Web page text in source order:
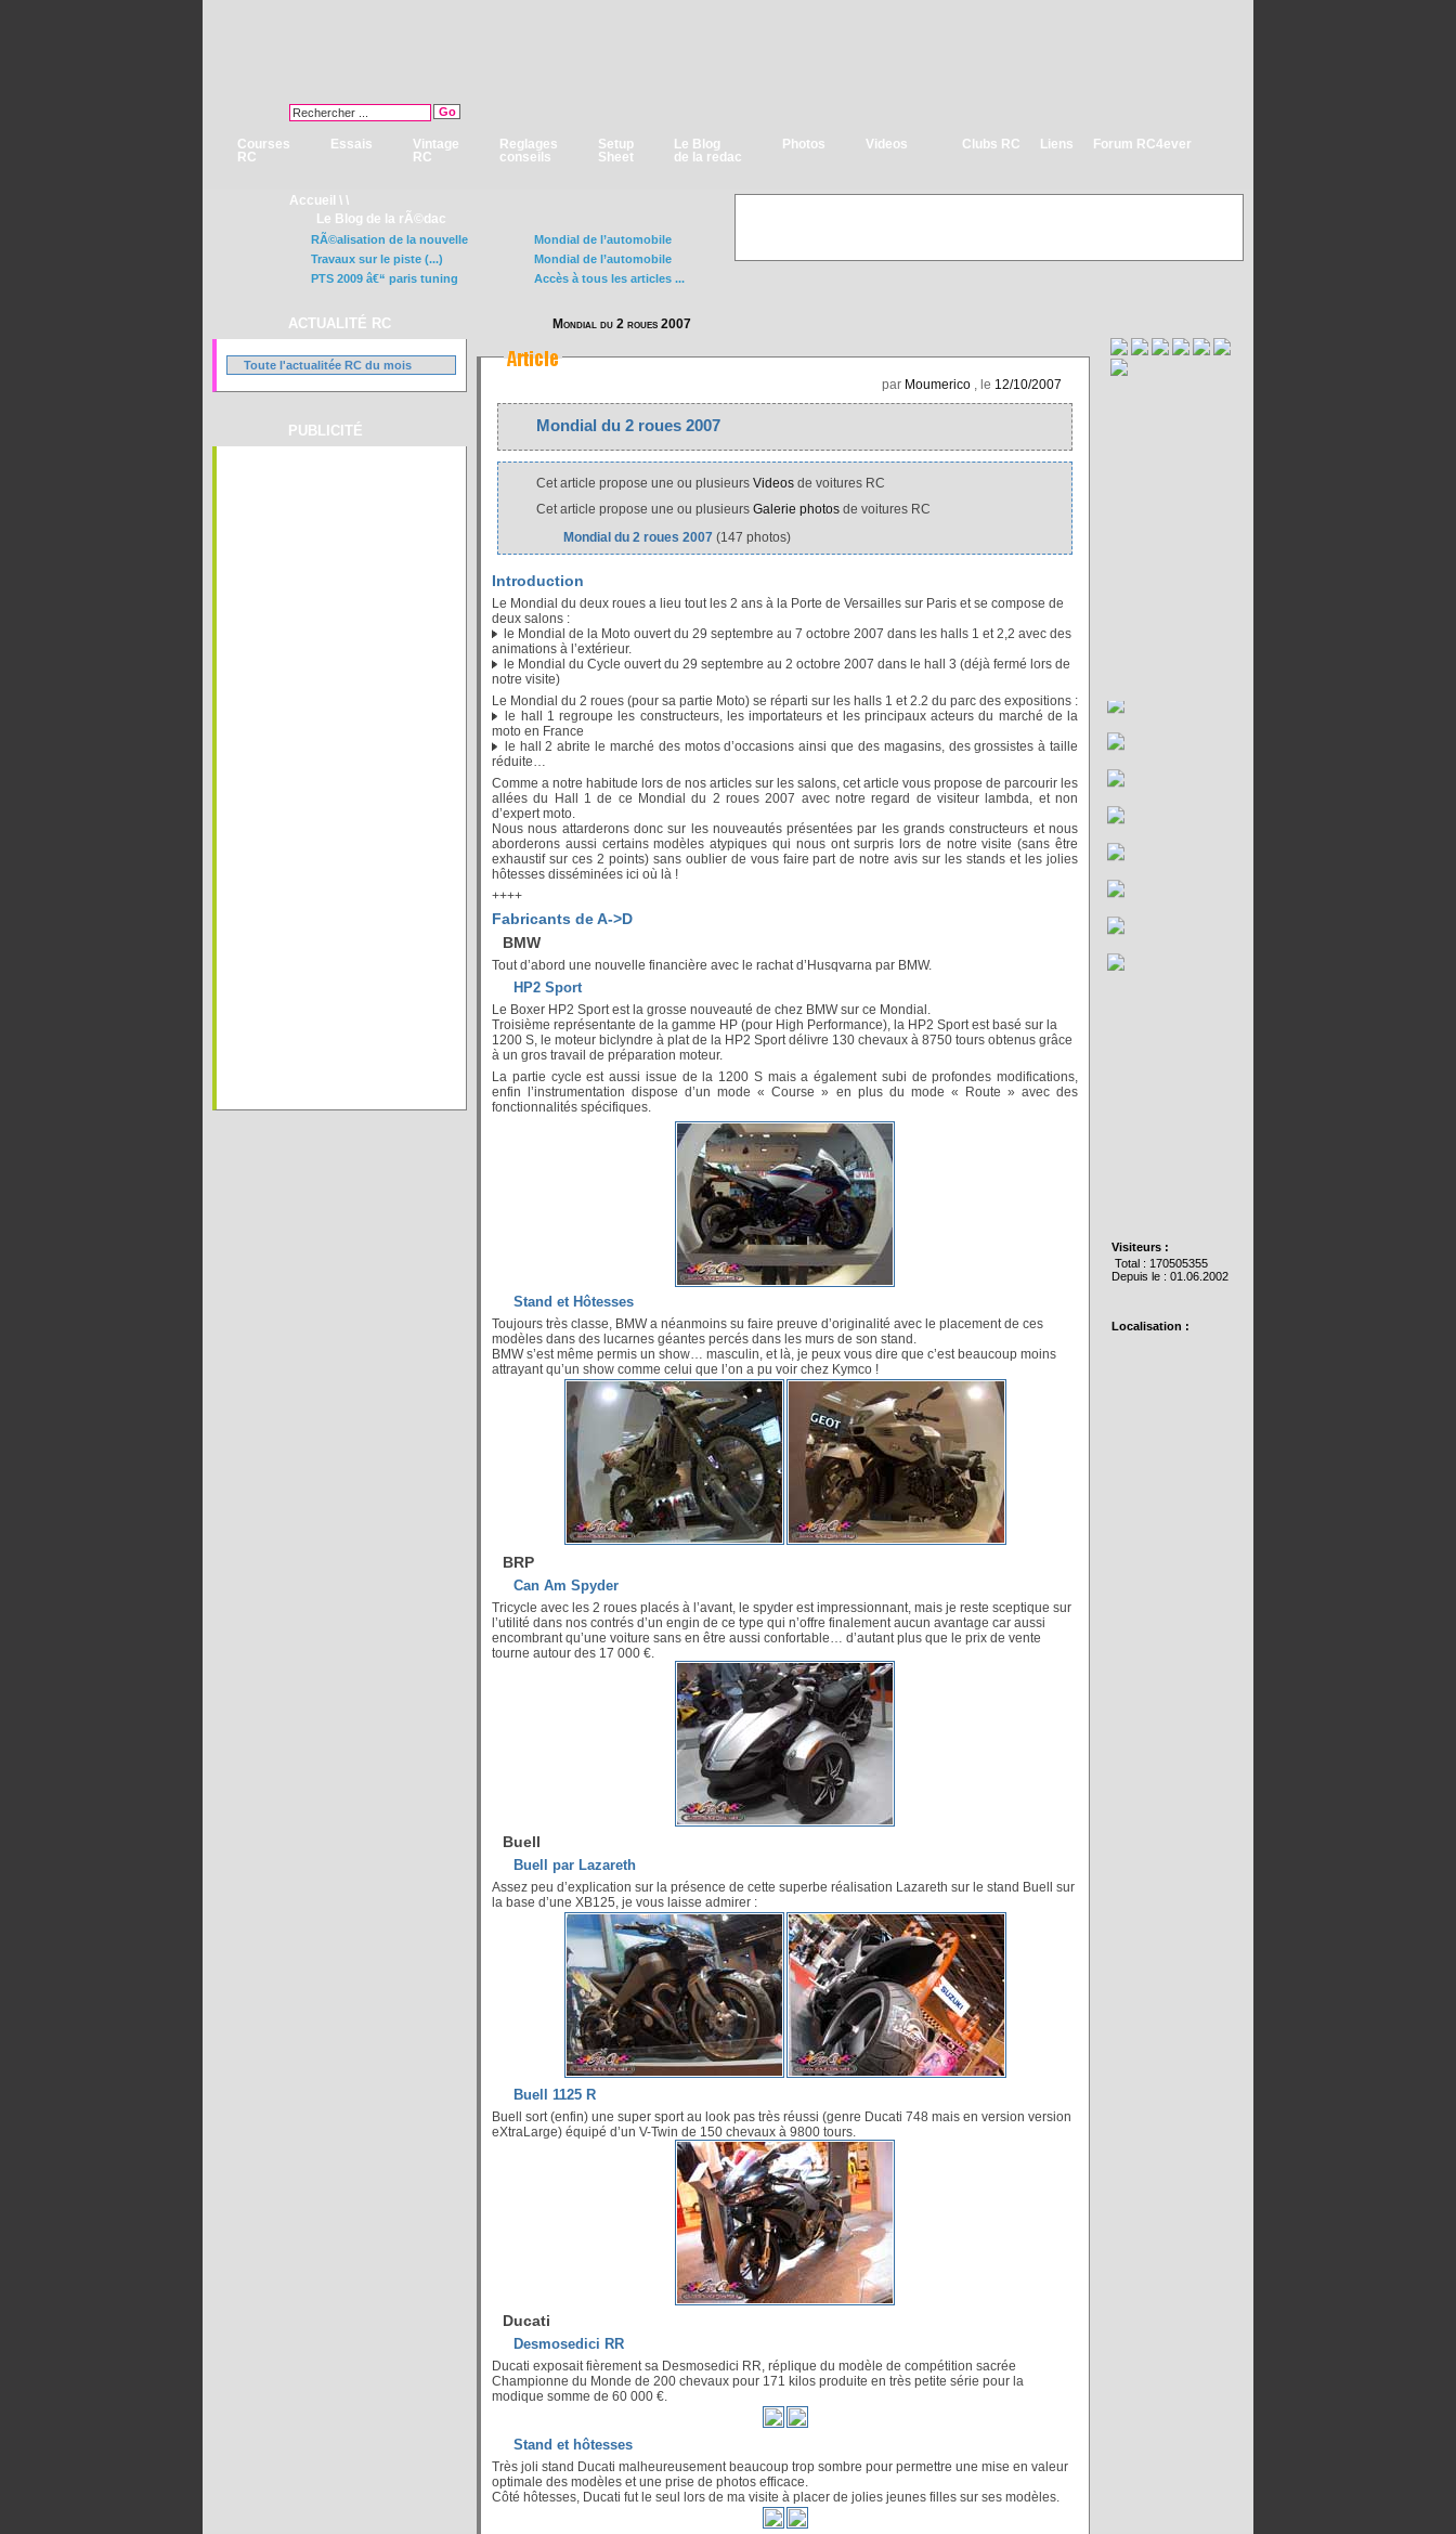
Courses
RC
Essais
Vintage
RC
Reglages
conseils
Setup
Sheet
Le Blog
de la redac
Photos Videos Clubs RC Liens Forum RC4ever
Accueil \ \
Le Blog de la rÃ©dac
RÃ©alisation de la nouvelle
Mondial de l’automobile
Travaux sur le piste (...)
Mondial de l’automobile
PTS 2009 â€“ paris tuning
Accès à tous les articles ...
ACTUALITÉ RC
Toute l'actualitée RC du mois
PUBLICITÉ
Mondial du 2 roues 2007
par Moumerico , le 12/10/2007
Mondial du 2 roues 2007
Cet article propose une ou plusieurs Videos de voitures RC
Cet article propose une ou plusieurs Galerie photos de voitures RC
Mondial du 2 roues 2007 (147 photos)
Introduction
Le Mondial du deux roues a lieu tout les 2 ans à la Porte de Versailles sur Paris et se compose de
deux salons :
le Mondial de la Moto ouvert du 29 septembre au 7 octobre 2007 dans les halls 1 et 2,2 avec des
animations à l’extérieur.
le Mondial du Cycle ouvert du 29 septembre au 2 octobre 2007 dans le hall 3 (déjà fermé lors de
notre visite)
Le Mondial du 2 roues (pour sa partie Moto) se réparti sur les halls 1 et 2.2 du parc des expositions :
le hall 1 regroupe les constructeurs, les importateurs et les principaux acteurs du marché de la
moto en France
le hall 2 abrite le marché des motos d’occasions ainsi que des magasins, des grossistes à taille
réduite…
Comme a notre habitude lors de nos articles sur les salons, cet article vous propose de parcourir les
allées du Hall 1 de ce Mondial du 2 roues 2007 avec notre regard de visiteur lambda, et non
d’expert moto.
Nous nous attarderons donc sur les nouveautés présentées par les grands constructeurs et nous
aborderons aussi certains modèles atypiques qui nous ont surpris lors de notre visite (sans être
exhaustif sur ces 2 points) sans oublier de vous faire part de notre avis sur les stands et les jolies
hôtesses disséminées ici où là !
++++
Fabricants de A->D
BMW
Tout d’abord une nouvelle financière avec le rachat d’Husqvarna par BMW.
HP2 Sport
Le Boxer HP2 Sport est la grosse nouveauté de chez BMW sur ce Mondial.
Troisième représentante de la gamme HP (pour High Performance), la HP2 Sport est basé sur la
1200 S, le moteur biclyndre à plat de la HP2 Sport délivre 130 chevaux à 8750 tours obtenus grâce
à un gros travail de préparation moteur.
La partie cycle est aussi issue de la 1200 S mais a également subi de profondes modifications,
enfin l’instrumentation dispose d’un mode « Course » en plus du mode « Route » avec des
fonctionnalités spécifiques.
Stand et Hôtesses
Toujours très classe, BMW a néanmoins su faire preuve d’originalité avec le placement de ces
modèles dans des lucarnes géantes percés dans les murs de son stand.
BMW s’est même permis un show… masculin, et là, je peux vous dire que c’est beaucoup moins
attrayant qu’un show comme celui que l’on a pu voir chez Kymco !
BRP
Can Am Spyder
Tricycle avec les 2 roues placés à l’avant, le spyder est impressionnant, mais je reste sceptique sur
l’utilité dans nos contrés d’un engin de ce type qui n’offre finalement aucun avantage car aussi
encombrant qu’une voiture sans en être aussi confortable… d’autant plus que le prix de vente
tourne autour des 17 000 €.
Buell
Buell par Lazareth
Assez peu d’explication sur la présence de cette superbe réalisation Lazareth sur le stand Buell sur
la base d’une XB125, je vous laisse admirer :
Buell 1125 R
Buell sort (enfin) une super sport au look pas très réussi (genre Ducati 748 mais en version version
eXtraLarge) équipé d’un V-Twin de 150 chevaux à 9800 tours.
Ducati
Desmosedici RR
Ducati exposait fièrement sa Desmosedici RR, réplique du modèle de compétition sacrée
Championne du Monde de 200 chevaux pour 171 kilos produite en très petite série pour la
modique somme de 60 000 €.
Stand et hôtesses
Très joli stand Ducati malheureusement beaucoup trop sombre pour permettre une mise en valeur
optimale des modèles et une prise de photos efficace.
Côté hôtesses, Ducati fut le seul lors de ma visite à placer de jolies jeunes filles sur ses modèles.
Visiteurs :
Total : 170505355
Depuis le : 01.06.2002
Localisation :